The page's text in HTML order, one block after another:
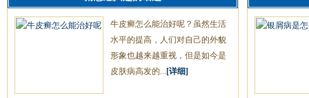
牛皮癣怎么能治好呢？虽然生活
水平的提高，人们对自己的外貌
形象也越来越重视，但是如今是
皮肤病高发的... [详细]